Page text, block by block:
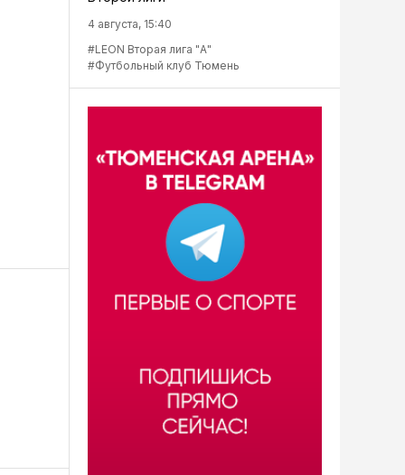
4 августа, 15:40
#LEON Вторая лига "А"
#Футбольный клуб Тюмень